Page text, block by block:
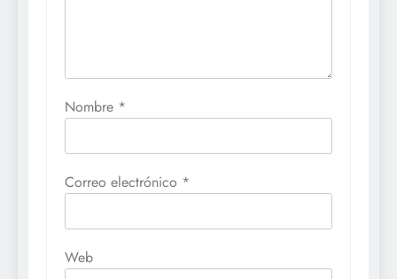
Nombre *
Correo electrónico *
Web